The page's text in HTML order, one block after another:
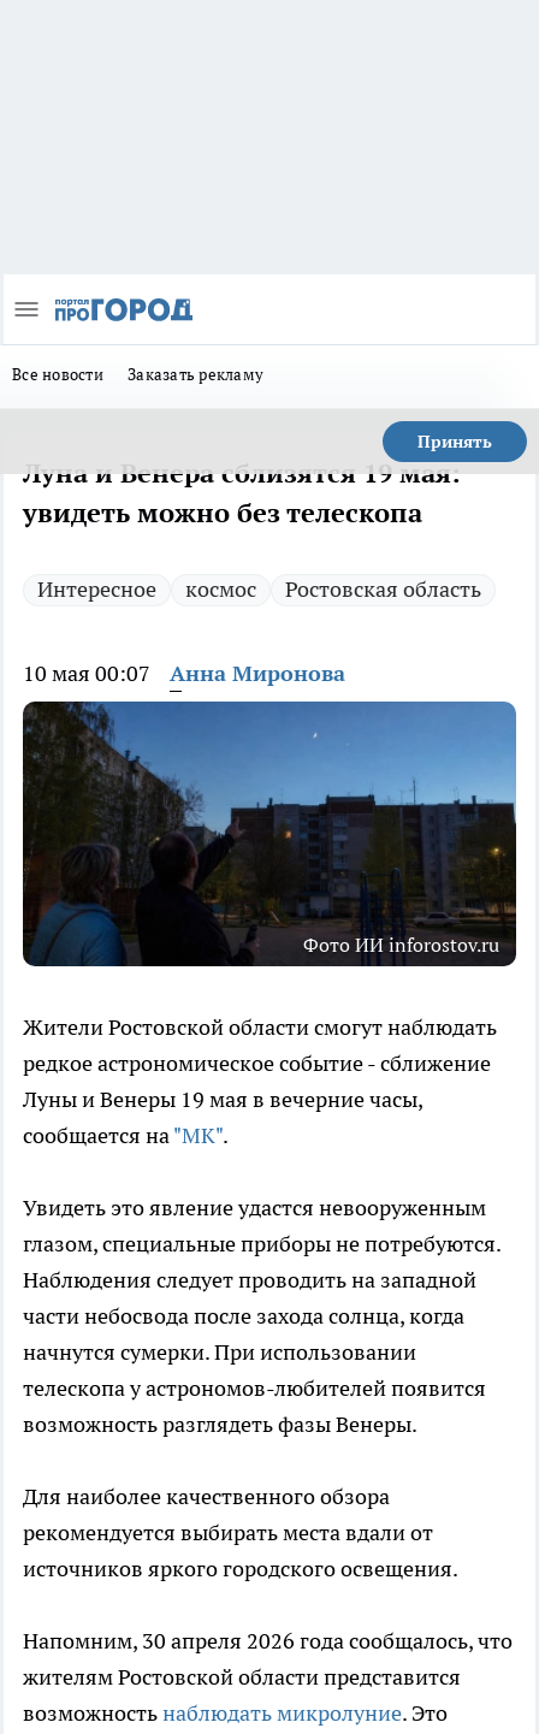
Все новости Заказать рекламу
Принять
Луна и Венера сблизятся 19 мая:
увидеть можно без телескопа
Интересное космос Ростовская область
10 мая 00:07 Анна Миронова
Фото ИИ inforostov.ru
Жители Ростовской области смогут наблюдать
редкое астрономическое событие - сближение
Луны и Венеры 19 мая в вечерние часы,
сообщается на"МК".
Увидеть это явление удастся невооруженным
глазом, специальные приборы не потребуются.
Наблюдения следует проводить на западной
части небосвода после захода солнца, когда
начнутся сумерки. При использовании
телескопа у астрономов-любителей появится
возможность разглядеть фазы Венеры.
Для наиболее качественного обзора
рекомендуется выбирать места вдали от
источников яркого городского освещения.
Напомним, 30 апреля 2026 года сообщалось, что
жителям Ростовской области представится
возможностьнаблюдать микролуние. Это